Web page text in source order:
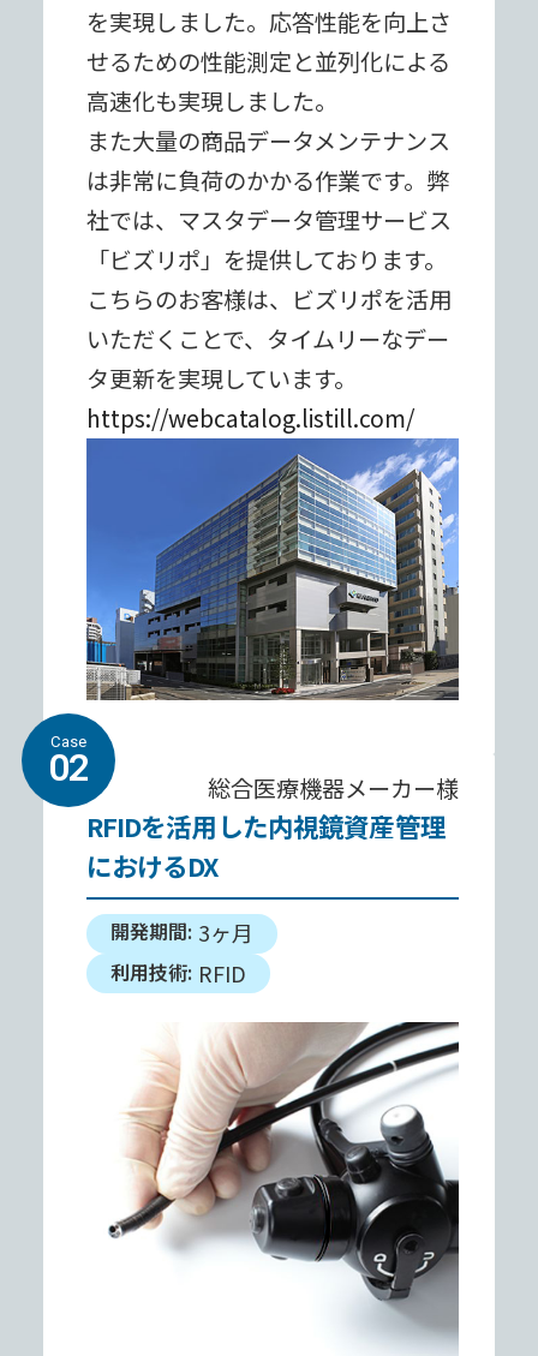
を実現しました。応答性能を向上さ
せるための性能測定と並列化による
⾼速化も実現しました。
また⼤量の商品データメンテナンス
は⾮常に負荷のかかる作業です。弊
社では、マスタデータ管理サービス
「ビズリポ」を提供しております。
こちらのお客様は、ビズリポを活⽤
いただくことで、タイムリーなデー
タ更新を実現しています。
https://webcatalog.listill.com/
Case
02
RFIDを活⽤した内視鏡資産管理
におけるDX
総合医療機器メーカー様
開発期間: 3ヶ⽉
利⽤技術: RFID